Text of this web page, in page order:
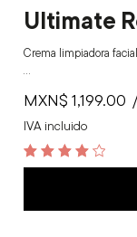
Ultimate
Crema limpiadora
MXN$ 1,199.00
IVA incluido
4.3